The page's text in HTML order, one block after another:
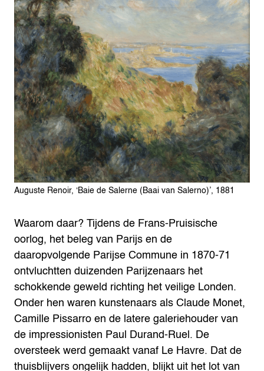
Auguste Renoir, ‘Baie de Salerne (Baai van Salerno)’, 1881
Waarom daar? Tijdens de Frans-Pruisische
oorlog, het beleg van Parijs en de
daaropvolgende Parijse Commune in 1870-71
ontvluchtten duizenden Parijzenaars het
schokkende geweld richting het veilige Londen.
Onder hen waren kunstenaars als Claude Monet,
Camille Pissarro en de latere galeriehouder van
de impressionisten Paul Durand-Ruel. De
oversteek werd gemaakt vanaf Le Havre. Dat de
thuisblijvers ongelijk hadden, blijkt uit het lot van